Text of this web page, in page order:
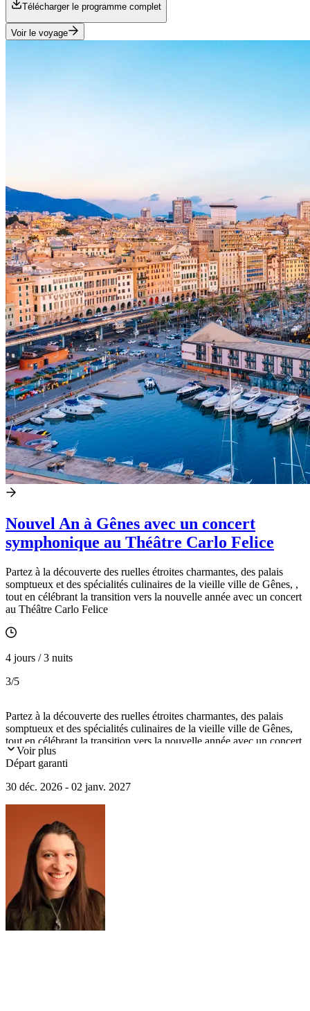
Télécharger le programme complet
Voir le voyage
Nouvel An à Gênes avec un concert
symphonique au Théâtre Carlo Felice
Partez à la découverte des ruelles étroites charmantes, des palais
somptueux et des spécialités culinaires de la vieille ville de Gênes, ,
tout en célébrant la transition vers la nouvelle année avec un concert
au Théâtre Carlo Felice
4 jours / 3 nuits
3/5
Partez à la découverte des ruelles étroites charmantes, des palais
somptueux et des spécialités culinaires de la vieille ville de Gênes,
tout en célébrant la transition vers la nouvelle année avec un concert
au Théâtre Carlo Felice.
Voir plus
Départ garanti
30 déc. 2026 - 02 janv. 2027